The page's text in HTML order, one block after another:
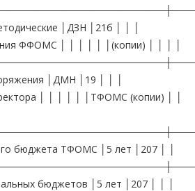
│ДЗН │21б │ │ │
ФФОМС │ │ │ │ │ │(копии) │ │ │ │
│ДМН │19 │ │ │
│ │ │ │ │ │ТФОМС (копии) │ │
бюджета ТФОМС │5 лет │207 │ │
бюджетов │5 лет │207 │ │ │